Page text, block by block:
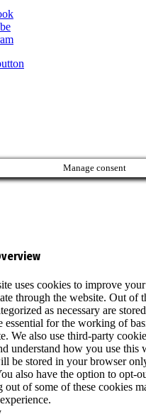
Manage consent
uses cookies to improve
through the website. Out of
as necessary are
essential for the working of
We also use third-party
understand how you use this
be stored in your browser
also have the option to opt-
out of some of these cookies